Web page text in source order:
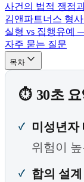
사건의 법적 쟁점
김앤파트너스 형
실형 vs 집행유예
자주 묻는 질문
목차
30초
미성년자
위험이
합의 설